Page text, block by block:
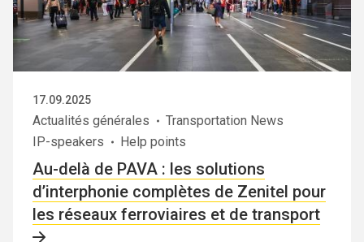
17.09.2025
Actualités générales
Transportation News
IP-speakers
Help points
Au-delà de PAVA : les solutions
d’interphonie complètes de Zenitel pour
les réseaux ferroviaires et de transport